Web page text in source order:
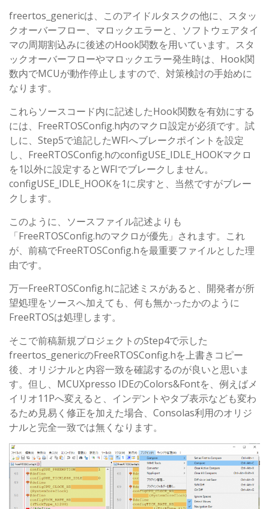
freertos_genericは、このアイドルタスクの他に、スタッ
クオーバーフロー、マロックエラーと、ソフトウェアタイ
マの周期割込みに後述のHook関数を用いています。スタ
ックオーバーフローやマロックエラー発生時は、Hook関
数内でMCUが動作停止しますので、対策検討の手始めに
なります。
これらソースコード内に記述したHook関数を有効にする
には、FreeRTOSConfig.h内のマクロ設定が必須です。試
しに、Step5で追記したWFIへブレークポイントを設定
し、FreeRTOSConfig.hのconfigUSE_IDLE_HOOKマクロ
を1以外に設定するとWFIでブレークしません。
configUSE_IDLE_HOOKを1に戻すと、当然ですがブレー
クします。
このように、ソースファイル記述よりも
「FreeRTOSConfig.hのマクロが優先」されます。これ
が、前稿でFreeRTOSConfig.hを最重要ファイルとした理
由です。
万一FreeRTOSConfig.hに記述ミスがあると、開発者が所
望処理をソースへ加えても、何も無かったかのように
FreeRTOSは処理します。
そこで前稿新規プロジェクトのStep4で示した
freertos_genericのFreeRTOSConfig.hを上書きコピー
後、オリジナルと内容一致を確認するのが良いと思いま
す。但し、MCUXpresso IDEのColors&Fontを、例えばメ
イリオ11Pへ変えると、インデントやタブ表示なども変わ
るため見易く修正を加えた場合、Consolas利用のオリジ
ナルと完全一致では無くなります。